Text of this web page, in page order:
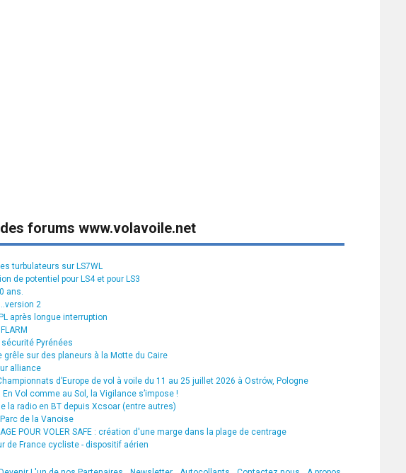
forums www.volavoile.net
turbulateurs sur LS7WL
de potentiel pour LS4 et pour LS3
ans.
2
après longue interruption
Pyrénées
grêle sur des planeurs à la Motte du Caire
alliance
d’Europe de vol à voile du 11 au 25 juillet 2026 à Ostrów, Pologne
En Vol comme au Sol, la Vigilance s’impose !
la radio en BT depuis Xcsoar (entre autres)
de la Vanoise
POUR VOLER SAFE : création d'une marge dans la plage de centrage
de France cycliste - dispositif aérien